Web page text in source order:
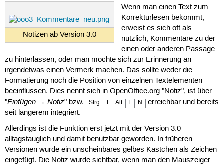
Notizen ab Version 3.0
Wenn man einen Text zum
Korrekturlesen bekommt,
erweist es sich oft als
nützlich, Kommentare zu der
einen oder anderen Passage
zu hinterlassen, oder man möchte sich zur Erinnerung an
irgendetwas einen Vermerk machen. Das sollte weder die
Formatierung noch die Position von einzelnen Textelementen
beeinflussen. Dies nennt sich in OpenOffice.org "Notiz", ist über
"Einfügen→ Notiz" bzw. Strg + Alt + N
erreichbar und bereits
seit längerem integriert.
Allerdings ist die Funktion erst jetzt mit der Version 3.0
alltagstauglich und damit benutzbar geworden. In früheren
Versionen wurde ein unscheinbares gelbes Kästchen als Zeichen
eingefügt. Die Notiz wurde sichtbar, wenn man den Mauszeiger